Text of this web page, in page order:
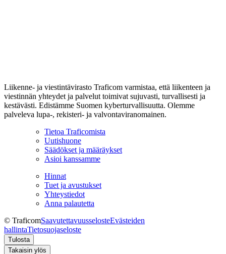
Liikenne- ja viestintävirasto Traficom varmistaa, että liikenteen ja
viestinnän yhteydet ja palvelut toimivat sujuvasti, turvallisesti ja
kestävästi. Edistämme Suomen kyberturvallisuutta. Olemme
palveleva lupa-, rekisteri- ja valvontaviranomainen.
Tietoa Traficomista
Uutishuone
Säädökset ja määräykset
Asioi kanssamme
Hinnat
Tuet ja avustukset
Yhteystiedot
Anna palautetta
© TraficomSaavutettavuusselosteEvästeiden
hallintaTietosuojaseloste
Tulosta
Takaisin ylös